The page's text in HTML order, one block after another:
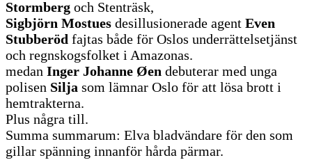
Stormberg och Stenträsk,
Sigbjörn Mostues desillusionerade agent Even
Stubberöd fajtas både för Oslos underrättelsetjänst
och regnskogsfolket i Amazonas.
medan Inger Johanne Øen debuterar med unga
polisen Silja som lämnar Oslo för att lösa brott i
hemtrakterna.
Plus några till.
Summa summarum: Elva bladvändare för den som
gillar spänning innanför hårda pärmar.